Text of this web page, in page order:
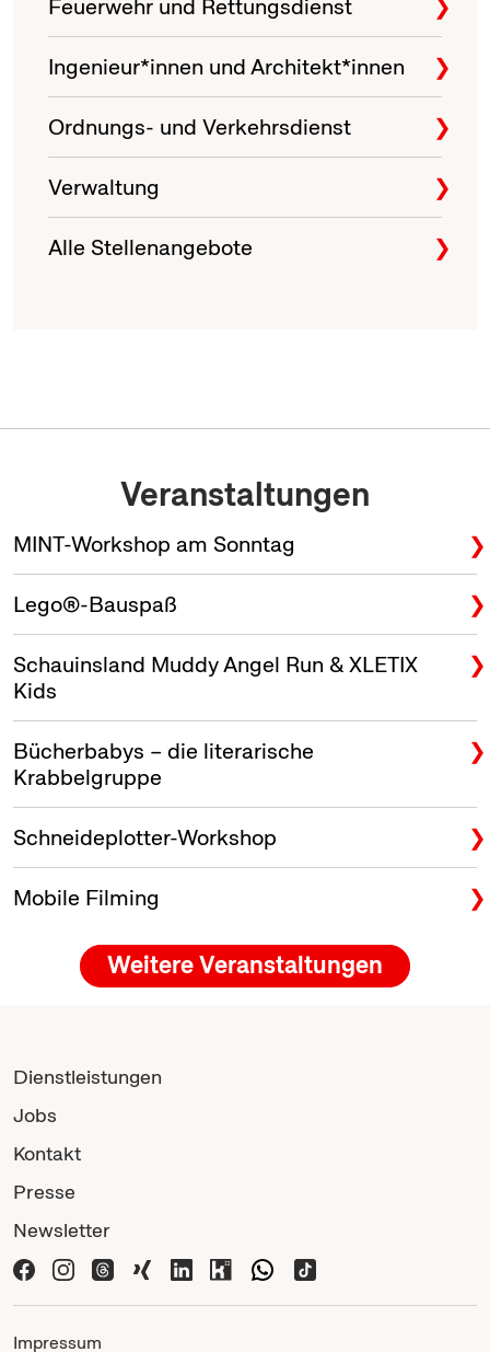
Feuerwehr und Rettungsdienst
Ingenieur*innen und Architekt*innen
Ordnungs- und Verkehrsdienst
Verwaltung
Alle Stellenangebote
Veranstaltungen
MINT-Workshop am Sonntag
Lego®-Bauspaß
Schauinsland Muddy Angel Run & XLETIX
Kids
Bücherbabys – die literarische
Krabbelgruppe
Schneideplotter-Workshop
Mobile Filming
Weitere Veranstaltungen
Dienstleistungen
Jobs
Kontakt
Presse
Newsletter
Impressum